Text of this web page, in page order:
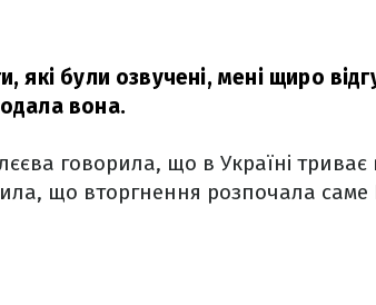
які були озвучені, мені щиро
вона.
говорила, що в Україні
що вторгнення розпочала саме